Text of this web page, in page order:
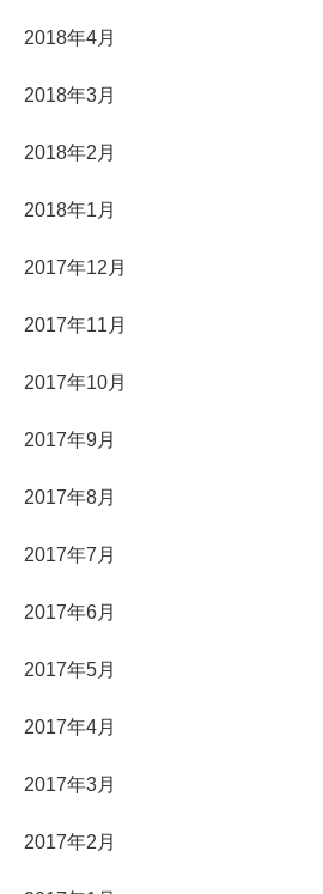
2018年4月
2018年3月
2018年2月
2018年1月
2017年12月
2017年11月
2017年10月
2017年9月
2017年8月
2017年7月
2017年6月
2017年5月
2017年4月
2017年3月
2017年2月